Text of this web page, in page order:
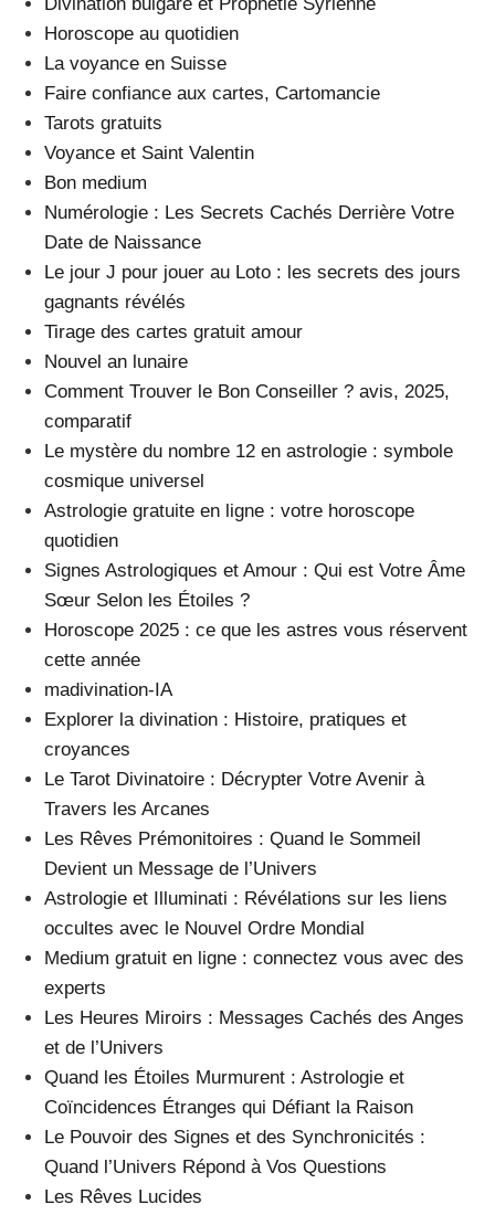
Horoscope au quotidien
La voyance en Suisse
Faire confiance aux cartes, Cartomancie
Tarots gratuits
Voyance et Saint Valentin
Bon medium
Numérologie : Les Secrets Cachés Derrière Votre
Date de Naissance
Le jour J pour jouer au Loto : les secrets des jours
gagnants révélés
Tirage des cartes gratuit amour
Nouvel an lunaire
Comment Trouver le Bon Conseiller ? avis, 2025,
comparatif
Le mystère du nombre 12 en astrologie : symbole
cosmique universel
Astrologie gratuite en ligne : votre horoscope
quotidien
Signes Astrologiques et Amour : Qui est Votre Âme
Sœur Selon les Étoiles ?
Horoscope 2025 : ce que les astres vous réservent
cette année
madivination-IA
Explorer la divination : Histoire, pratiques et
croyances
Le Tarot Divinatoire : Décrypter Votre Avenir à
Travers les Arcanes
Les Rêves Prémonitoires : Quand le Sommeil
Devient un Message de l’Univers
Astrologie et Illuminati : Révélations sur les liens
occultes avec le Nouvel Ordre Mondial
Medium gratuit en ligne : connectez vous avec des
experts
Les Heures Miroirs : Messages Cachés des Anges
et de l’Univers
Quand les Étoiles Murmurent : Astrologie et
Coïncidences Étranges qui Défiant la Raison
Le Pouvoir des Signes et des Synchronicités :
Quand l’Univers Répond à Vos Questions
Les Rêves Lucides